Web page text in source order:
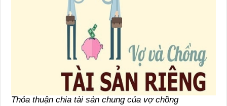
Thỏa thuận chia tài sản chung của vợ chồng